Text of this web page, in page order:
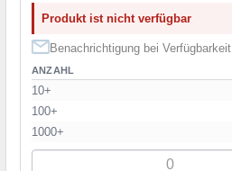
Produkt ist nicht verfügbar
Benachrichtigung bei Verfügbarkeit
ANZAHL
10+
100+
1000+